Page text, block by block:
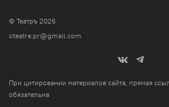
© Театръ 2026
oteatre.pr@gmail.com
При цитировании материалов сайта, прямая
обязательна